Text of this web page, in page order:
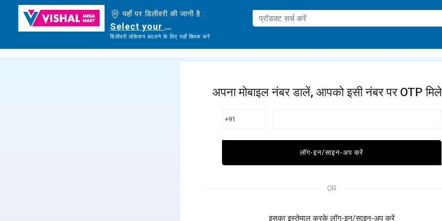
यहाँ पर डिलीवरी की जानी है :
Select your delivery location
डिलीवरी लोकेशन बदलने के लिए यहाँ क्लिक करें
अपना मोबाइल नंबर डालें, आपको इसी नंबर पर OTP
+91
लॉग-इन/साइन-अप करें
OR
इसका इस्तेमाल करके लॉग-इन/साइन-अप करें